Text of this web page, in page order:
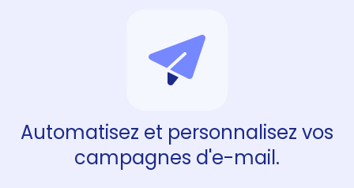
Automatisez et personnalisez vos
campagnes d'e-mail.